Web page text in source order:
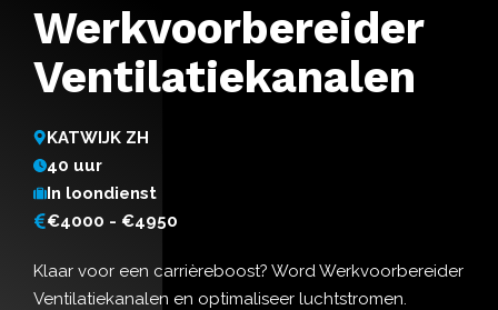
Werkvoorbereider
Ventilatiekanalen
KATWIJK ZH
40 uur
In loondienst
€4000 - €4950
Klaar voor een carrièreboost? Word Werkvoorbereider
Ventilatiekanalen en optimaliseer luchtstromen.